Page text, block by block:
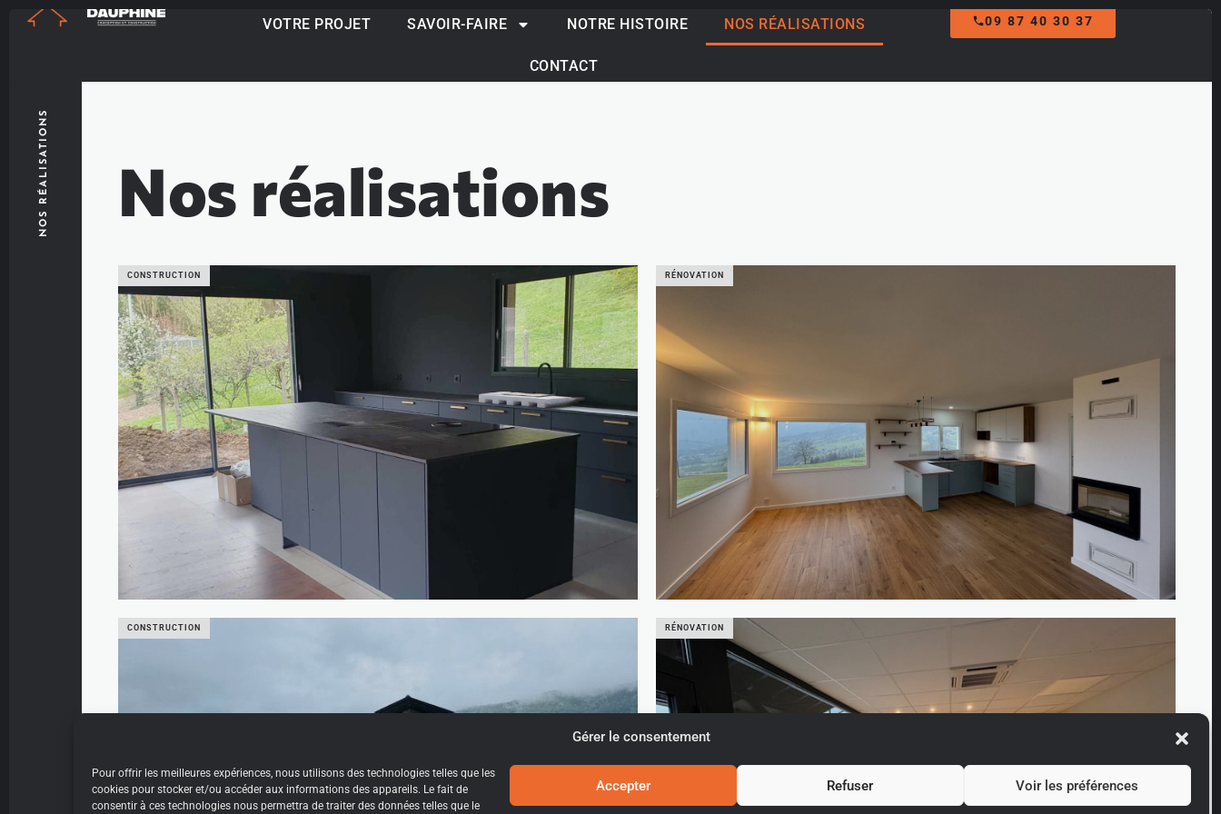
Gérer le consentement
Pour offrir les meilleures expériences, nous utilisons des technologies telles que les
cookies pour stocker et/ou accéder aux informations des appareils. Le fait de
consentir à ces technologies nous permettra de traiter des données telles que le
Accepter Refuser Voir les préférences
VOTRE PROJET SAVOIR-FAIRE NOTRE HISTOIRE NOS RÉALISATIONS
CONTACT
09 87 40 30 37
NOS RÉALISATIONS Nos réalisations
CONSTRUCTION
Chantier Galland La Rochette
RÉNOVATION
Rénovation d’une maison à Montcel
CONSTRUCTION RÉNOVATION